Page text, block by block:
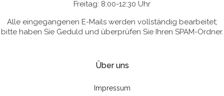
Freitag: 8:00-12:30 Uhr
Alle eingegangenen E-Mails werden vollständig bearbeitet;
bitte haben Sie Geduld und überprüfen Sie Ihren SPAM-Ordner.
Über uns
Impressum